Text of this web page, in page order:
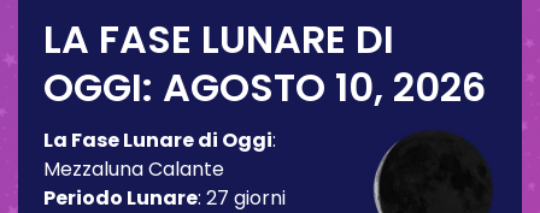
LA FASE LUNARE DI
OGGI: AGOSTO 10, 2026
La Fase Lunare di Oggi:
Mezzaluna Calante
Periodo Lunare: 27 giorni